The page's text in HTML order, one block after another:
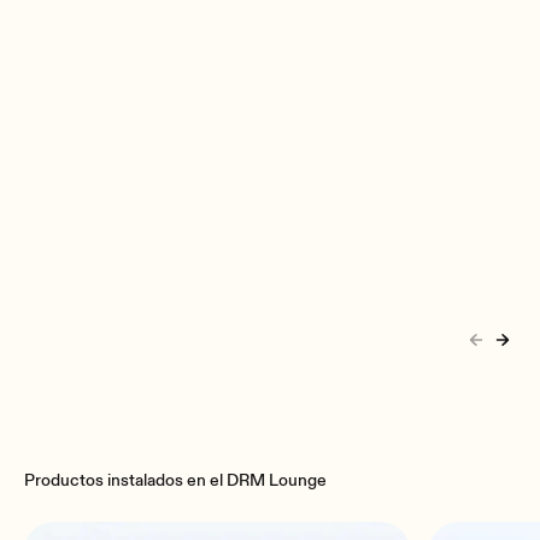
Productos instalados en el DRM Lounge